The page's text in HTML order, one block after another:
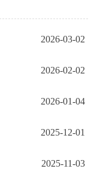
2026-03-02
2026-02-02
2026-01-04
2025-12-01
2025-11-03